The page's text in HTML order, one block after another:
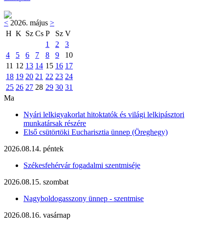
< 2026. május >
H K Sz Cs P Sz V
1
2
3
4
5 6 7 8 9
10
11 12 13 14 15 16 17
18 19 20 21 22 23 24
25 26 27 28 29 30 31
Ma
Nyári lelkigyakorlat hitoktatók és világi lelkipásztori
munkatársak részére
Első csütörtöki Eucharisztia ünnep (Öreghegy)
2026.08.14. péntek
Székesfehérvár fogadalmi szentmiséje
2026.08.15. szombat
Nagyboldogasszony ünnep - szentmise
2026.08.16. vasárnap